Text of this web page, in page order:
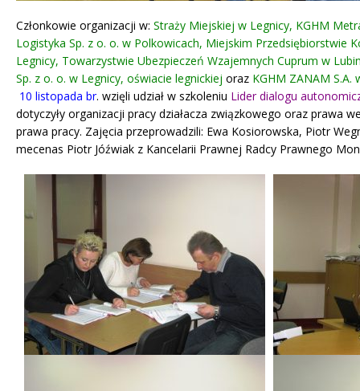
Członkowie organizacji w: Straży Miejskiej w Legnicy, KGHM
Logistyka Sp. z o. o. w Polkowicach, Miejskim Przedsiębiorstwie
Legnicy, Towarzystwie Ubezpieczeń Wzajemnych Cuprum w
Sp. z o. o. w Legnicy, oświacie legnickiej oraz KGHM ZANAM
10 listopada br. wzięli udział w szkoleniu Lider dialogu
dotyczyły organizacji pracy działacza związkowego oraz prawa
prawa pracy. Zajęcia przeprowadzili: Ewa Kosiorowska, Piotr
mecenas Piotr Jóźwiak z Kancelarii Prawnej Radcy Prawnego